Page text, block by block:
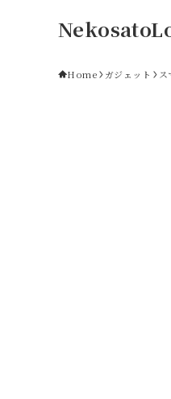
Home ガジェット